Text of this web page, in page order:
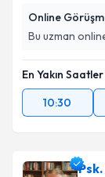
Online
Bu uzman
En Yakın Saatler
10:30